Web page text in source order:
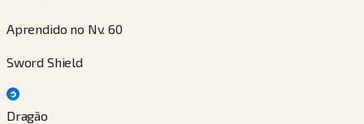
Aprendido no Nv. 60
Sword Shield
Dragão